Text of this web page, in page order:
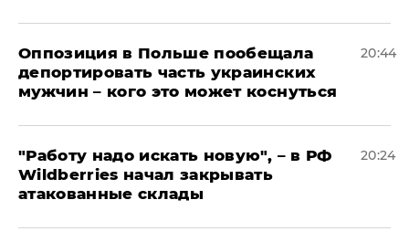
Оппозиция в Польше пообещала
депортировать часть украинских
мужчин – кого это может коснуться
20:44
"Работу надо искать новую", – в РФ
Wildberries начал закрывать
атакованные склады
20:24